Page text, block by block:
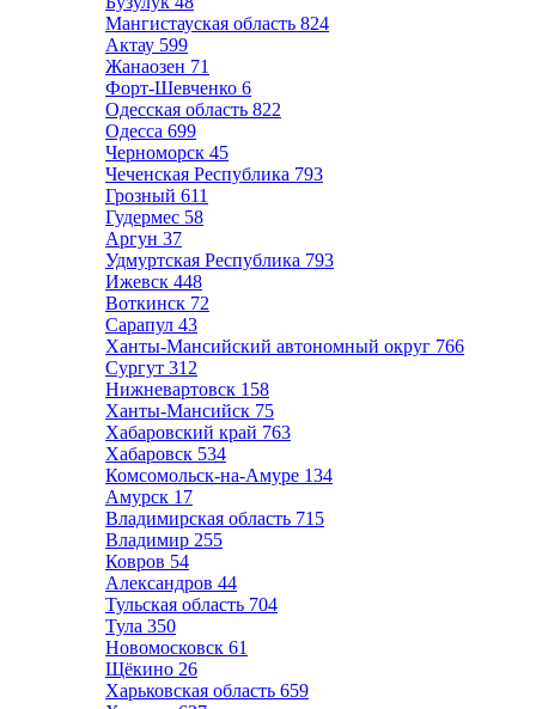
Мангистауская область 824
Актау 599
Жанаозен 71
Форт-Шевченко 6
Одесская область 822
Одесса 699
Черноморск 45
Чеченская Республика 793
Грозный 611
Гудермес 58
Аргун 37
Удмуртская Республика 793
Ижевск 448
Воткинск 72
Сарапул 43
Ханты-Мансийский автономный округ 766
Сургут 312
Нижневартовск 158
Ханты-Мансийск 75
Хабаровский край 763
Хабаровск 534
Комсомольск-на-Амуре 134
Амурск 17
Владимирская область 715
Владимир 255
Ковров 54
Александров 44
Тульская область 704
Тула 350
Новомосковск 61
Щёкино 26
Харьковская область 659